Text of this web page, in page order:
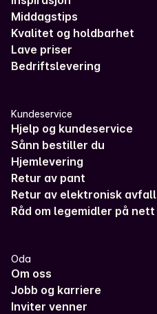
Middagstips
Kvalitet og holdbarhet
Lave priser
Bedriftslevering
Kundeservice
Hjelp og kundeservice
Sånn bestiller du
Hjemlevering
Retur av pant
Retur av elektronisk avfall
Råd om legemidler på nett
Oda
Om oss
Jobb og karriere
Inviter venner